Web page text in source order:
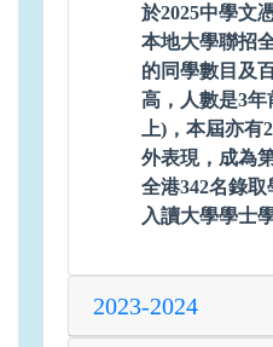
於2025中學文
本地大學聯招
的同學數目及
高，人數是3年
上)，本屆亦
外表現，成為
全港342名錄
入讀大學學士
2023-2024